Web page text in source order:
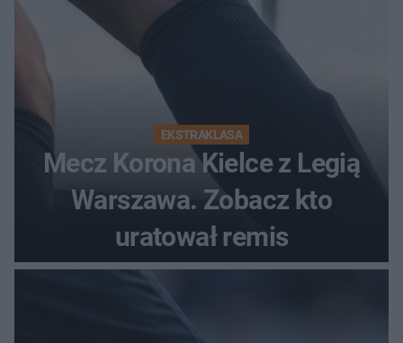
EKSTRAKLASA
Mecz Korona Kielce z Legią
Warszawa. Zobacz kto
uratował remis